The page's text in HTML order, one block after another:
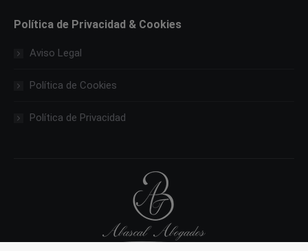
Política de Privacidad & Cookies
Aviso Legal
Política de Cookies
Política de Privacidad